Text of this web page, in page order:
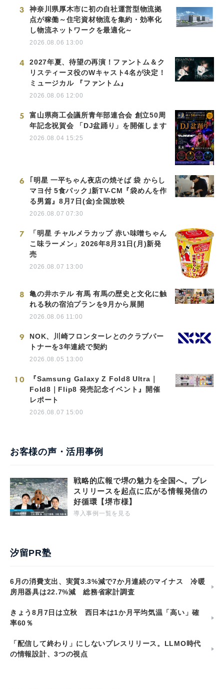
3
神奈川県厚木市に初の自社運営型物流拠
点が稼働～住宅資材物流を集約・効率化
し物流ネットワークを最適化～
2026.08.06 13:00
4
2027年夏、待望の再演！ファントム＆ク
リスティーヌ役のWキャスト4名が決定！
ミュージカル 『ファントム』
2026.08.06 12:00
5
富山県商工会議所青年部連合会 創立50周
年記念祝賀会 「DJ盆踊り」を開催します
2026.08.04 15:25
6
｢明星 一平ちゃん夜店の焼そば 袋 からし
マヨ付 5食パック｣新TV-CM『袋めんを作
る男篇』8月7日(金)全国放映
2026.08.07 07:30
7
「明星 チャルメラカップ 赤い味噌ちゃん
こ味ラーメン」2026年8月31日(月)新発
売
2026.08.07 13:00
8
亀の井ホテル 有馬 有馬の歴史と文化に触
れる秋の宿泊プランを9月から展開
2026.08.06 11:00
9
NOK、川崎フロンターレとのクラブパー
トナーを3年連続で契約
2026.08.05 13:00
10
『Samsung Galaxy Z Fold8 Ultra｜
Fold8｜Flip8 発売記念イベント』開催
レポート
2026.08.07 15:00
お客様の声・活用事例
戦略的広報で堺の魅力を全国へ。プレ
スリリースを起点に広がる情報発信の
好循環【堺市様】
導入事例一覧を見る
汐留PR塾
6月の消費支出、実質3.3%減で7か月連続のマイナス 冷暖
房用器具は22.7%減 総務省家計調査
きょう8月7日は立秋 西日本は1か月平均気温「高い」確
率60％
「配信して終わり」にしないプレスリリース。LLMO時代
の情報設計、3つの視点